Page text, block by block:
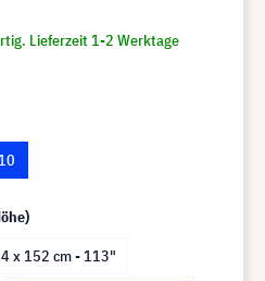
Lieferzeit 1-2 Werktage
x 152 cm - 113"